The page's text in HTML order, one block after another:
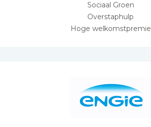
Sociaal Groen
Overstaphulp
Hoge welkomstpremie